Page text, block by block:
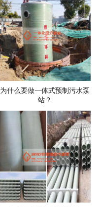
为什么要做一体式预制污水泵
站？